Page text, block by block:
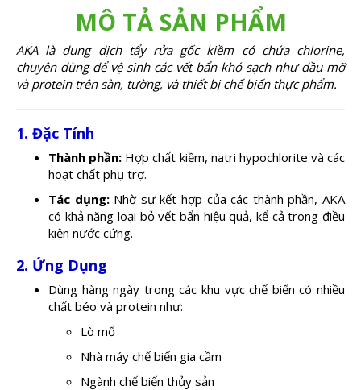
MÔ TẢ SẢN PHẨM
AKA là dung dịch tẩy rửa gốc kiềm có chứa chlorine,
chuyên dùng để vệ sinh các vết bẩn khó sạch như dầu mỡ
và protein trên sàn, tường, và thiết bị chế biến thực phẩm.
1. Đặc Tính
Thành phần: Hợp chất kiềm, natri hypochlorite và các
hoạt chất phụ trợ.
Tác dụng:Nhờ sự kết hợp của các thành phần, AKA
có khả năng loại bỏ vết bẩn hiệu quả, kể cả trong điều
kiện nước cứng.
2. Ứng Dụng
Dùng hàng ngày trong các khu vực chế biến có nhiều
chất béo và protein như:
Lò mổ
Nhà máy chế biến gia cầm
Ngành chế biến thủy sản